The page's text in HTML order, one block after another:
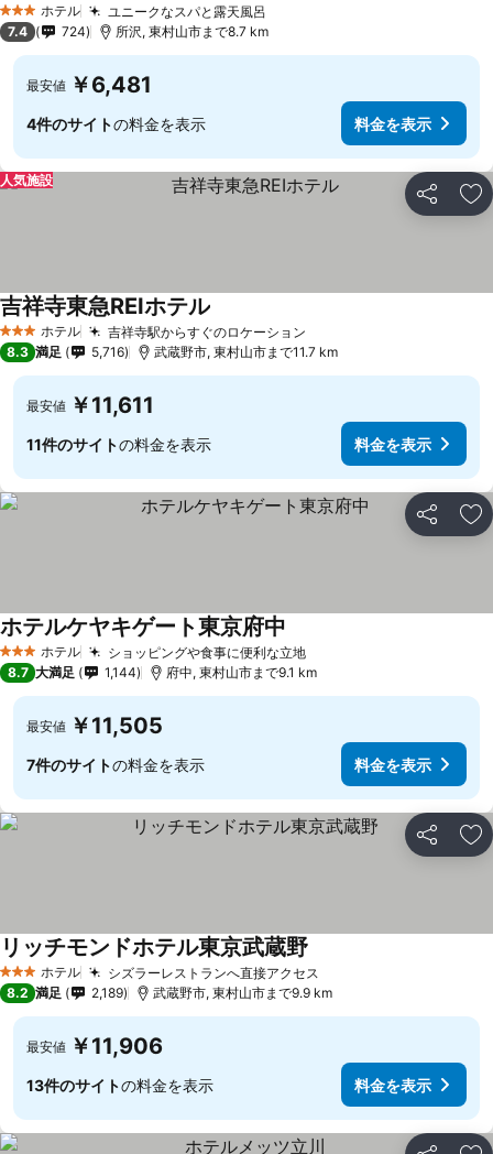
3 ホテルのランク
ホテル ユニークなスパと露天風呂
7.4 724 所沢, 東村山市まで8.7 km
最安値 ￥6,481
4件のサイトの料金を表示 料金を表示
シェア お
人気施設
3 ホテルのランク
ホテル 吉祥寺駅からすぐのロケーション
吉祥寺東急REIホテル
8.3 満足 5,716 武蔵野市, 東村山市まで11.7 km
最安値 ￥11,611
11件のサイトの料金を表示 料金を表示
シェア お
3 ホテルのランク
ホテル ショッピングや食事に便利な立地
ホテルケヤキゲート東京府中
8.7 大満足 1,144 府中, 東村山市まで9.1 km
最安値 ￥11,505
7件のサイトの料金を表示 料金を表示
シェア お
3 ホテルのランク
ホテル シズラーレストランへ直接アクセス
リッチモンドホテル東京武蔵野
8.2 満足 2,189 武蔵野市, 東村山市まで9.9 km
最安値 ￥11,906
13件のサイトの料金を表示 料金を表示